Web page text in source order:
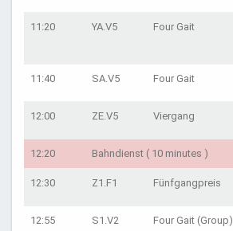
11:20 YA.V5 Four Gait
11:40 SA.V5 Four Gait
12:00 ZE.V5 Viergang
12:20 Bahndienst ( 10 minutes )
12:30 Z1.F1 Fünfgangpreis
12:55 S1.V2 Four Gait (Group)